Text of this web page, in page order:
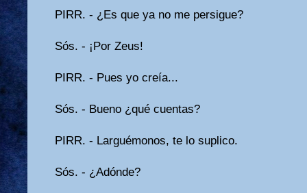
PIRR. - ¿Es que ya no me persigue?
Sós. - ¡Por Zeus!
PIRR. - Pues yo creía...
Sós. - Bueno ¿qué cuentas?
PIRR. - Larguémonos, te lo suplico.
Sós. - ¿Adónde?